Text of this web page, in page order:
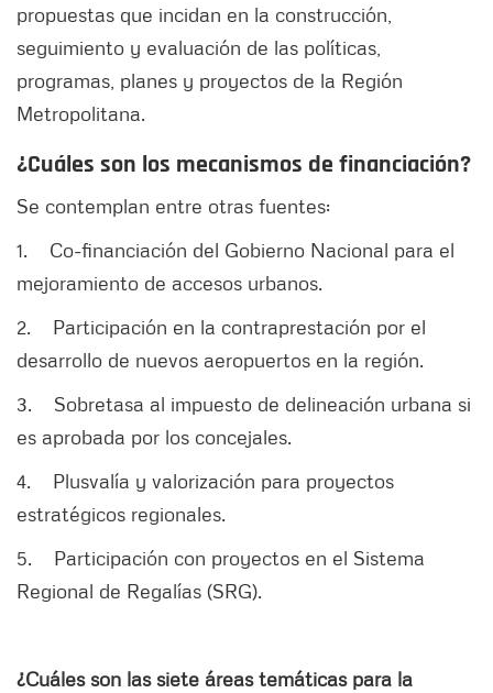
propuestas que incidan en la construcción,
seguimiento y evaluación de las políticas,
programas, planes y proyectos de la Región
Metropolitana.
¿Cuáles son los mecanismos de financiación?
Se contemplan entre otras fuentes:
1. Co-financiación del Gobierno Nacional para el
mejoramiento de accesos urbanos.
2. Participación en la contraprestación por el
desarrollo de nuevos aeropuertos en la región.
3. Sobretasa al impuesto de delineación urbana si
es aprobada por los concejales.
4. Plusvalía y valorización para proyectos
estratégicos regionales.
5. Participación con proyectos en el Sistema
Regional de Regalías (SRG).
¿Cuáles son las siete áreas temáticas para la